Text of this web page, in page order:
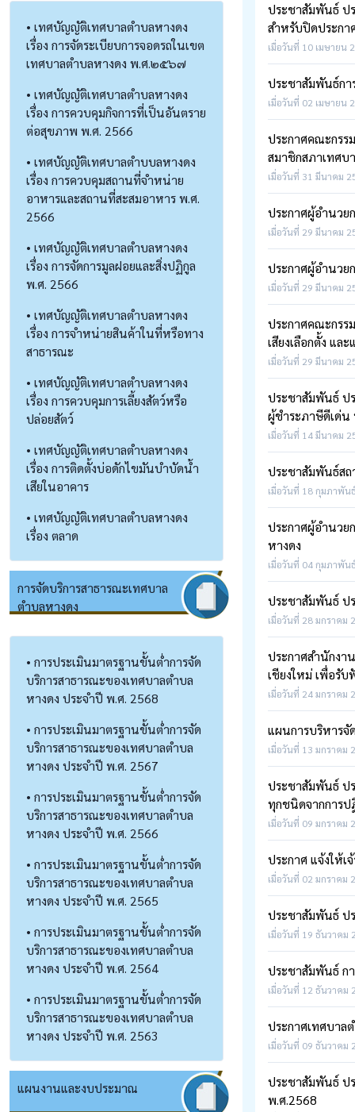
• เทศบัญญัติเทศบาลตำบลหางดง
เรื่อง การจัดระเบียบการจอดรถในเขต
เทศบาลตำบลหางดง พ.ศ.๒๕๖๗
• เทศบัญญัติเทศบาลตำบลหางดง
เรื่อง การควบคุมกิจการที่เป็นอันตราย
ต่อสุขภาพ พ.ศ. 2566
• เทศบัญญัติเทศบาลตำบบลหางดง
เรื่อง การควบคุมสถานที่จำหน่าย
อาหารและสถานที่สะสมอาหาร พ.ศ.
2566
• เทศบัญญัติเทศบาลตำบลหางดง
เรื่อง การจัดการมูลฝอยและสิ่งปฏิกูล
พ.ศ. 2566
• เทศบัญญัติเทศบาลตำบลหางดง
เรื่อง การจำหน่ายสินค้าในที่หรือทาง
สาธารณะ
• เทศบัญญัติเทศบาลตำบลหางดง
เรื่อง การควบคุมการเลี้ยงสัตว์หรือ
ปล่อยสัตว์
• เทศบัญญัติเทศบาลตำบลหางดง
เรื่อง การติดตั้งบ่อดักไขมันบำบัดน้ำ
เสียในอาคาร
• เทศบัญญัติเทศบาลตำบลหางดง
เรื่อง ตลาด
การจัดบริการสาธารณะเทศบาล
ตำบลหางดง
• การประเมินมาตรฐานขั้นต่ำการจัด
บริการสาธารณะของเทศบาลตำบล
หางดง ประจำปี พ.ศ. 2568
• การประเมินมาตรฐานขั้นต่ำการจัด
บริการสาธารณะของเทศบาลตำบล
หางดง ประจำปี พ.ศ. 2567
• การประเมินมาตรฐานขั้นต่ำการจัด
บริการสาธารณะของเทศบาลตำบล
หางดง ประจำปี พ.ศ. 2566
• การประเมินมาตรฐานขั้นต่ำการจัด
บริการสาธารณะของเทศบาลตำบล
หางดง ประจำปี พ.ศ. 2565
• การประเมินมาตรฐานขั้นต่ำการจัด
บริการสาธารณะของเทศบาลตำบล
หางดง ประจำปี พ.ศ. 2564
• การประเมินมาตรฐานขั้นต่ำการจัด
บริการสาธารณะของเทศบาลตำบล
หางดง ประจำปี พ.ศ. 2563
แผนงานและงบประมาณ
ประชาสัมพันธ์ ป
สำหรับปิดประกา
เมื่อวันที่ 10 เมษายน
ประชาสัมพันธ์ก
เมื่อวันที่ 02 เมษายน
ประกาศคณะกรร
สมาชิกสภาเทศบ
เมื่อวันที่ 31 มีนาคม
ประกาศผู้อำนวย
เมื่อวันที่ 29 มีนาคม
ประกาศผู้อำนวย
เมื่อวันที่ 29 มีนาคม
ประกาศคณะกรร
เสียงเลือกตั้ง แล
เมื่อวันที่ 29 มีนาคม
ประชาสัมพันธ์ ปร
ผู้ชำระภาษีดีเด่
เมื่อวันที่ 14 มีนาคม
ประชาสัมพันธ์ส
เมื่อวันที่ 18 กุมภาพัน
ประกาศผู้อำนวย
หางดง
เมื่อวันที่ 04 กุมภาพัน
ประชาสัมพันธ์ ป
เมื่อวันที่ 28 มกราคม
ประกาศสำนักงา
เชียงใหม่ เพื่อรั
เมื่อวันที่ 24 มกราคม
แผนการบริหารจั
เมื่อวันที่ 13 มกราคม
ประชาสัมพันธ์ ป
ทุกชนิดจากการ
เมื่อวันที่ 09 มกราคม
ประกาศ แจ้งให้
เมื่อวันที่ 02 มกราคม
ประชาสัมพันธ์ ป
เมื่อวันที่ 19 ธันวาคม
ประชาสัมพันธ์ ก
เมื่อวันที่ 12 ธันวาคม
ประกาศเทศบาล
เมื่อวันที่ 09 ธันวาคม
ประชาสัมพันธ์ ป
พ.ศ.2568